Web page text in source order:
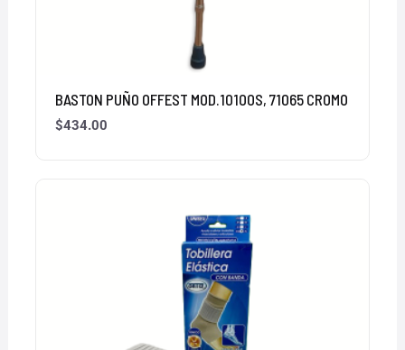
BASTON PUÑO OFFEST MOD.10100S, 71065 CROMO
$434.00